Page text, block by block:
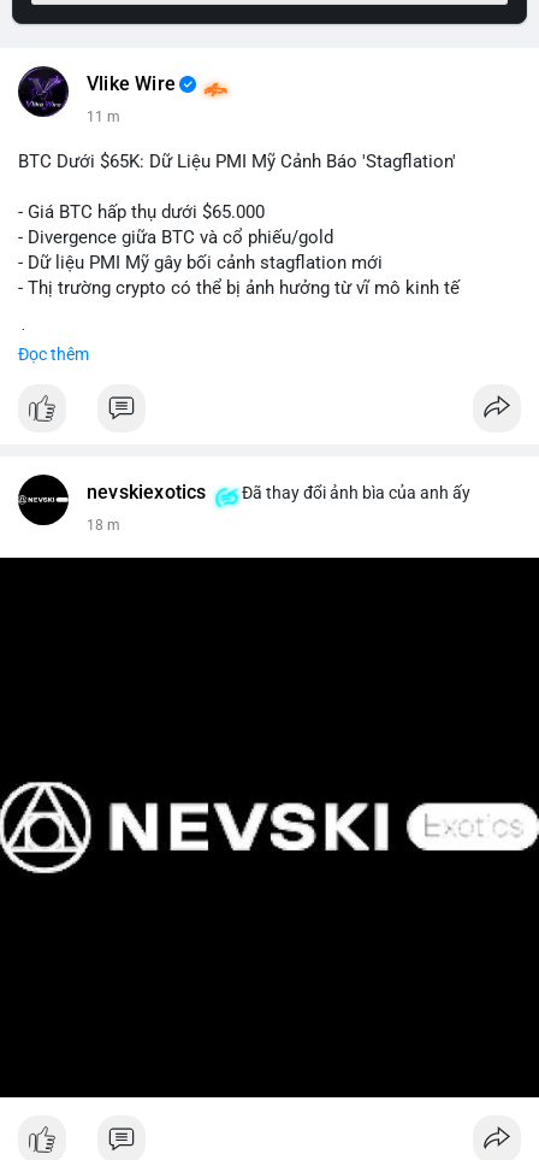
Vlike Wire
11 m
BTC Dưới $65K: Dữ Liệu PMI Mỹ Cảnh Báo 'Stagflation'
- Giá BTC hấp thụ dưới $65.000
- Divergence giữa BTC và cổ phiếu/gold
- Dữ liệu PMI Mỹ gây bối cảnh stagflation mới
- Thị trường crypto có thể bị ảnh hưởng từ vĩ mô kinh tế
Đọc thêm
nevskiexotics Đã thay đổi ảnh bìa của anh ấy
18 m